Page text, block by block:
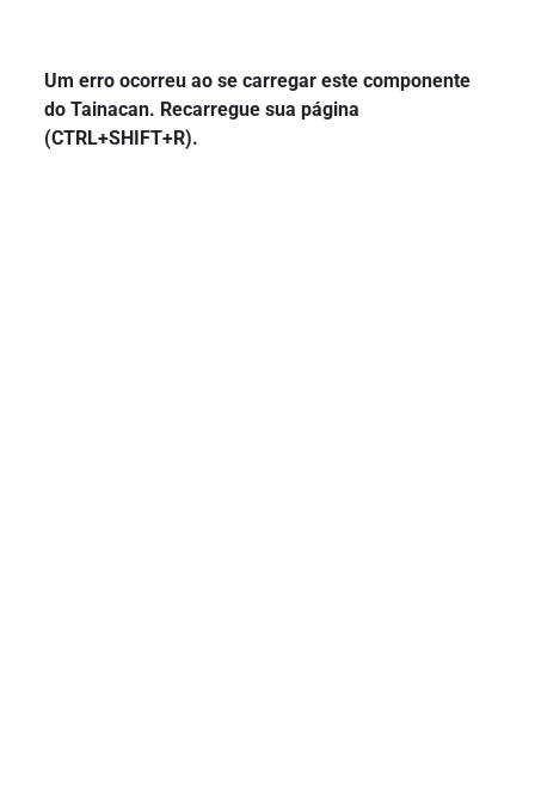
Um erro ocorreu ao se carregar este componente
do Tainacan. Recarregue sua página
(CTRL+SHIFT+R).